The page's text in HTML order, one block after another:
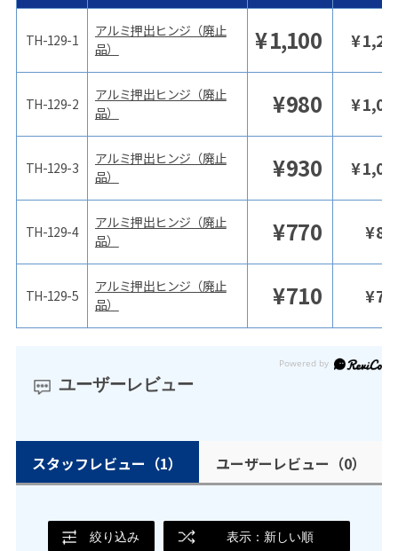
TH-129-1
TH-129-2
TH-129-3
TH-129-4
TH-129-5
アルミ押出ヒンジ（廃止
品）
¥1,100 ¥
アルミ押出ヒンジ（廃止
品）
¥980 ¥
アルミ押出ヒンジ（廃止
品）
¥930 ¥
アルミ押出ヒンジ（廃止
品）
¥770 ¥
アルミ押出ヒンジ（廃止
品）
¥710 ¥
ユーザーレビュー
スタッフレビュー （1） ユーザーレビュー （0）
絞り込み 表示：新しい順